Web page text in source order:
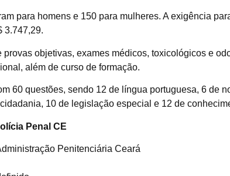
para homens e 150 para mulheres. A exigência
3.747,29.
provas objetivas, exames médicos, toxicológicos e
além de curso de formação.
60 questões, sendo 12 de língua portuguesa, 6 de
10 de legislação especial e 12 de
Penal CE
Penitenciária Ceará